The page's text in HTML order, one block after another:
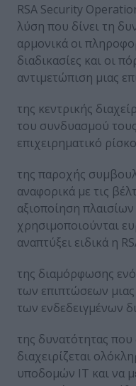
RSA Security
λύση που δίνει τη
αρμονικά οι
διαδικασίες και οι
αντιμετώπιση μιας
της κεντρικής
του συνδυασμού
επιχειρηματικό ρίσκο
της παροχής
αναφορικά με τις
αξιοποίηση
χρησιμοποιούνται
αναπτύξει ειδικά η
της διαμόρφωσης
των επιπτώσεων μιας
των ενδεδειγμένων
της δυνατότητας που
διαχειρίζεται
υποδομών ΙΤ και να